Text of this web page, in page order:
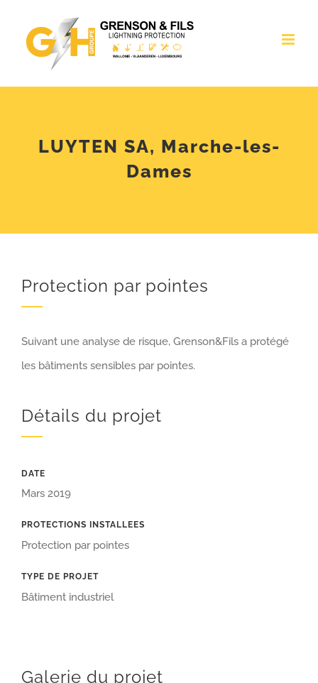
contenu
LUYTEN SA, Marche-les-
Dames
Protection par pointes
Suivant une analyse de risque, Grenson&Fils a protégé
les bâtiments sensibles par pointes.
Détails du projet
DATE
Mars 2019
PROTECTIONS INSTALLEES
Protection par pointes
TYPE DE PROJET
Bâtiment industriel
Galerie du projet